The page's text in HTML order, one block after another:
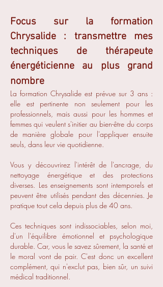
Focus sur la formation
Chrysalide : transmettre mes
techniques de thérapeute
énergéticienne au plus grand
nombre​
​La formation Chrysalide est prévue sur 3 ans :
elle est pertinente non seulement pour les
professionnels, mais aussi pour les hommes et
femmes qui veulent s'initier au bien-être du corps
de manière globale pour l'appliquer ensuite
seuls, dans leur vie quotidienne.
Vous y découvrirez l'intérêt de l'ancrage, du
nettoyage énergétique et des protections
diverses. Les enseignements sont intemporels et
peuvent être utilisés pendant des décennies. Je
pratique tout cela depuis plus de 40 ans.
Ces techniques sont indissociables, selon moi,
d'un l'équilibre émotionnel et psychologique
durable. Car, vous le savez sûrement, la santé et
le moral vont de pair. C'est donc un excellent
complément, qui n'exclut pas, bien sûr, un suivi
médical traditionnel.